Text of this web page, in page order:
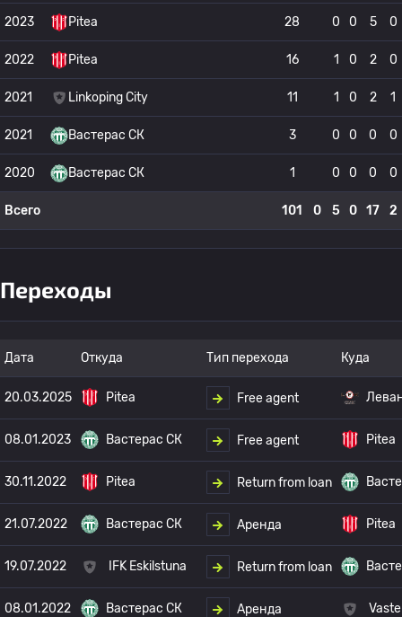
2023 Pitea 28 0 0 5 0
2022 Pitea 16 1 0 2 0
2021 Linkoping City 11 1 0 2 1
2021 Вастерас СК 3 0 0 0 0
2020 Вастерас СК 1 0 0 0 0
Всего 101 0 5 0 17 2
Переходы
Дата Откуда Тип перехода Куда
20.03.2025 Pitea Free agent
08.01.2023 Вастерас СК Free agent Pitea
30.11.2022 Pitea Return from loan
21.07.2022 Вастерас СК Аренда Pitea
19.07.2022 IFK Eskilstuna Return from loan
08.01.2022 Вастерас СК Аренда